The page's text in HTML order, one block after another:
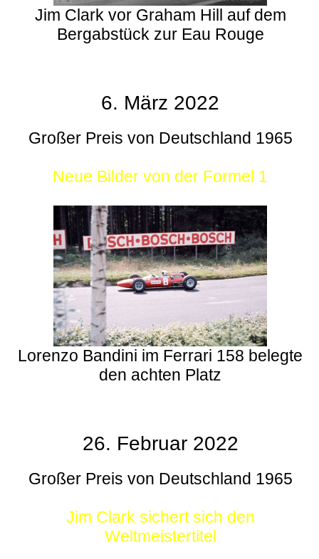
Jim Clark vor Graham Hill auf dem
Bergabstück zur Eau Rouge
6. März 2022
Großer Preis von Deutschland 1965
Neue Bilder von der Formel 1
Lorenzo Bandini im Ferrari 158 belegte
den achten Platz
26. Februar 2022
Großer Preis von Deutschland 1965
Jim Clark sichert sich den
Weltmeistertitel